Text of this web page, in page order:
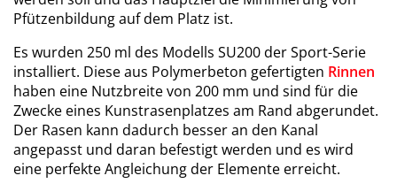
Pfützenbildung auf dem Platz ist.
Es wurden 250 ml des Modells SU200 der Sport-Serie
installiert. Diese aus Polymerbeton gefertigten Rinnen
haben eine Nutzbreite von 200 mm und sind für die
Zwecke eines Kunstrasenplatzes am Rand abgerundet.
Der Rasen kann dadurch besser an den Kanal
angepasst und daran befestigt werden und es wird
eine perfekte Angleichung der Elemente erreicht.